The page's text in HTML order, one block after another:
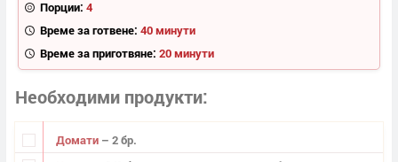
Порции: 4
Време за готвене: 40 минути
Време за приготвяне: 20 минути
Необходими продукти
Домати – 2 бр.